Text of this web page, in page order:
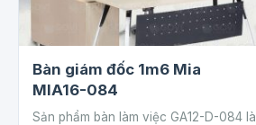
Bàn giám đốc 1m6 Mia
MIA16-084
Sản phẩm bàn làm việc GA12-D-084 là